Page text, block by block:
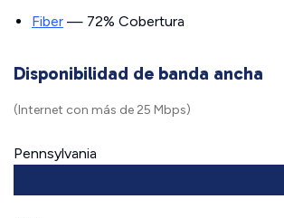
Fiber — 72% Cobertura
Disponibilidad de banda ancha
(Internet con más de 25 Mbps)
Pennsylvania